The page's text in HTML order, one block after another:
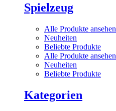
Spielzeug
Alle Produkte ansehen
Neuheiten
Beliebte Produkte
Alle Produkte ansehen
Neuheiten
Beliebte Produkte
Kategorien